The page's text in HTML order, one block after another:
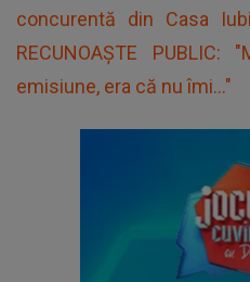
concurentă din Casa
RECUNOAȘTE
emisiune, era că nu îmi..."